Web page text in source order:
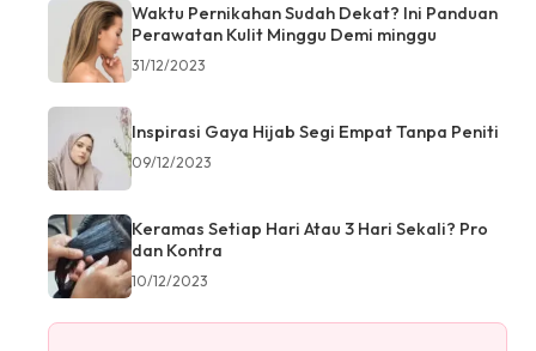
Waktu Pernikahan Sudah Dekat? Ini Panduan
Perawatan Kulit Minggu Demi minggu
31/12/2023
Inspirasi Gaya Hijab Segi Empat Tanpa Peniti
09/12/2023
Keramas Setiap Hari Atau 3 Hari Sekali? Pro
dan Kontra
10/12/2023